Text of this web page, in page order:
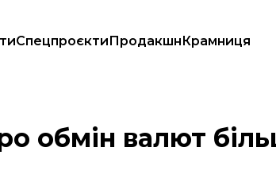
СпецпроєктиПродакшнКрамниця
обмін валют